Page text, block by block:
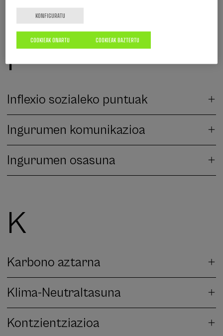
I
Inflexio sozialeko puntuak
Ingurumen komunikazioa
Ingurumen osasuna
K
Karbono aztarna
Klima-Neutraltasuna
Kontzientziazioa
KONFIGURATU
COOKIEAK BAZTERTU
COOKIEAK ONARTU